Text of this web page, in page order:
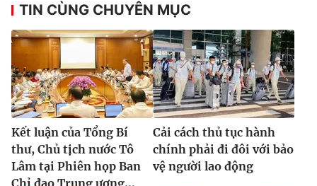
TIN CÙNG CHUYÊN MỤC
Kết luận của Tổng Bí
thư, Chủ tịch nước Tô
Lâm tại Phiên họp Ban
Chỉ đạo Trung ương...
Cải cách thủ tục hành
chính phải đi đôi với bảo
vệ người lao động